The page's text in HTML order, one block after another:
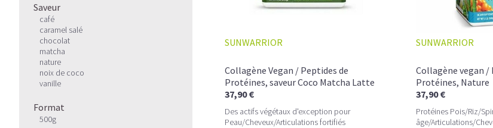
Saveur
café
caramel salé
chocolat
matcha
nature
noix de coco
vanille
Format
500g
SUNWARRIOR
Collagène Vegan / Peptides de
Protéines, saveur Coco Matcha Latte
37,90 €
Des actifs végétaux d'exception pour
Peau/Cheveux/Articulations fortifiés
SUNWARRIOR
Collagène vegan /
Protéines, Nature
37,90 €
Protéines Pois/Riz/
âge/Articulations/